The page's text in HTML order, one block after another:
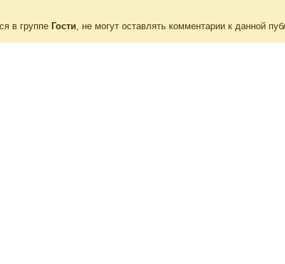
в группе Гости, не могут оставлять комментарии к данной